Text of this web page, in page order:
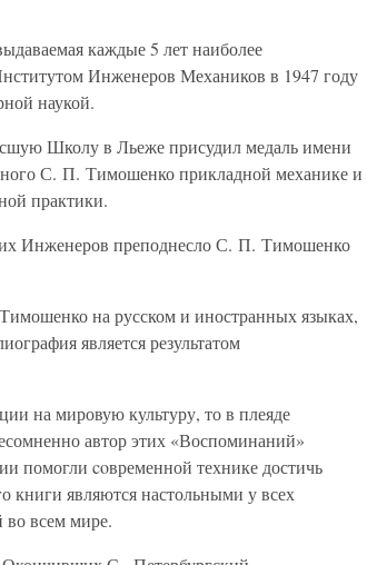
каждые 5 лет наиболее
Инженеров Механиков в 1947 году
наукой.
Школу в Льеже присудил медаль имени
С. П. Тимошенко прикладной механике и
практики.
Инженеров преподнесло С. П. Тимошенко
на русском и иностранных языках,
является результатом
на мировую культуру, то в плеяде
автор этих «Воспоминаний»
помогли coвременной технике достичь
книги являются настольными у всех
во всем мире.